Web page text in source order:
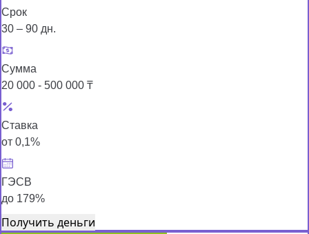
Срок
30 – 90 дн.
Сумма
20 000 - 500 000 ₸
Ставка
от 0,1%
ГЭСВ
до 179%
Получить деньги